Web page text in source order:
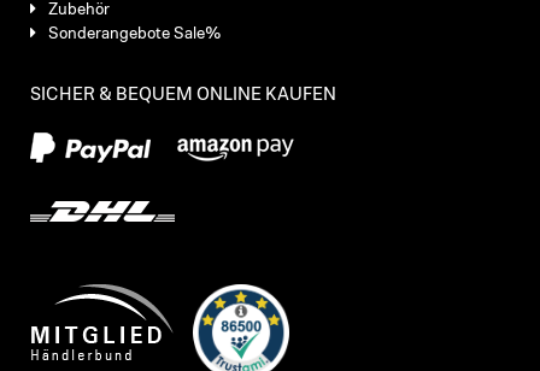
Zubehör
Sonderangebote Sale%
SICHER & BEQUEM ONLINE KAUFEN